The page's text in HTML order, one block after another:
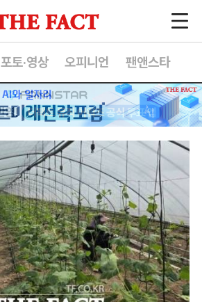
포토·영상 오피니언 팬앤스타